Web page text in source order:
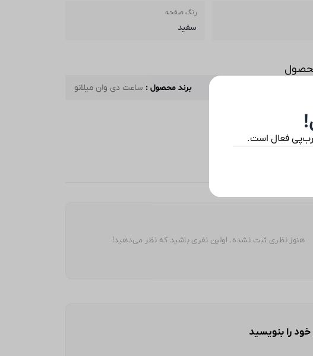
رنگ صفحه
سفید
برند محصول : ساعت دی وان میلانو
هنوز نظری ثبت نشده. اولین نفری باشید که نظر می‌دهید!
خود را بنویسید
فعال است.